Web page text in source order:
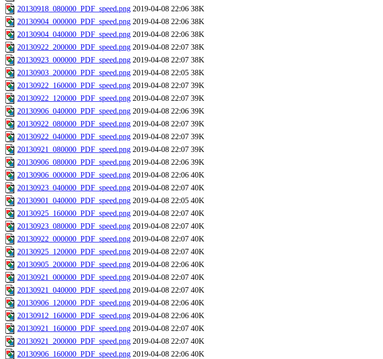
20130918_080000_PDF_speed.png 2019-04-08 22:06 38K
20130904_000000_PDF_speed.png 2019-04-08 22:06 38K
20130904_040000_PDF_speed.png 2019-04-08 22:06 38K
20130922_200000_PDF_speed.png 2019-04-08 22:07 38K
20130923_000000_PDF_speed.png 2019-04-08 22:07 38K
20130903_200000_PDF_speed.png 2019-04-08 22:05 38K
20130922_160000_PDF_speed.png 2019-04-08 22:07 39K
20130922_120000_PDF_speed.png 2019-04-08 22:07 39K
20130906_040000_PDF_speed.png 2019-04-08 22:06 39K
20130922_080000_PDF_speed.png 2019-04-08 22:07 39K
20130922_040000_PDF_speed.png 2019-04-08 22:07 39K
20130921_080000_PDF_speed.png 2019-04-08 22:07 39K
20130906_080000_PDF_speed.png 2019-04-08 22:06 39K
20130906_000000_PDF_speed.png 2019-04-08 22:06 40K
20130923_040000_PDF_speed.png 2019-04-08 22:07 40K
20130901_040000_PDF_speed.png 2019-04-08 22:05 40K
20130925_160000_PDF_speed.png 2019-04-08 22:07 40K
20130923_080000_PDF_speed.png 2019-04-08 22:07 40K
20130922_000000_PDF_speed.png 2019-04-08 22:07 40K
20130925_120000_PDF_speed.png 2019-04-08 22:07 40K
20130905_200000_PDF_speed.png 2019-04-08 22:06 40K
20130921_000000_PDF_speed.png 2019-04-08 22:07 40K
20130921_040000_PDF_speed.png 2019-04-08 22:07 40K
20130906_120000_PDF_speed.png 2019-04-08 22:06 40K
20130912_160000_PDF_speed.png 2019-04-08 22:06 40K
20130921_160000_PDF_speed.png 2019-04-08 22:07 40K
20130921_200000_PDF_speed.png 2019-04-08 22:07 40K
20130906_160000_PDF_speed.png 2019-04-08 22:06 40K